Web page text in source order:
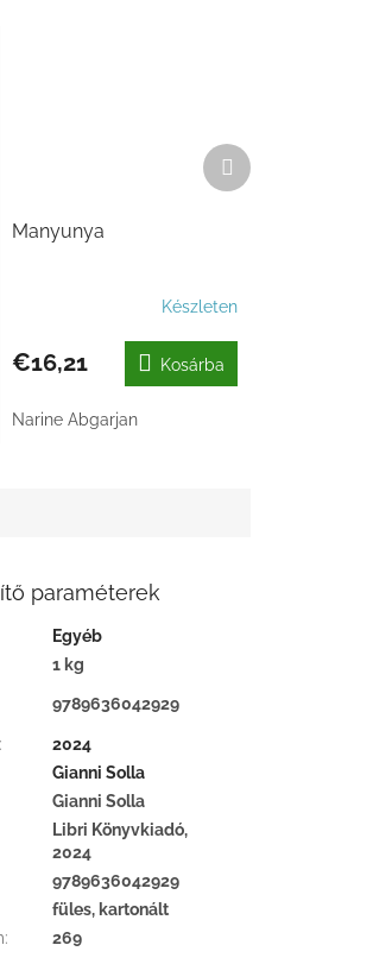
Manyunya
Készleten
€16,21 Kosárba
Narine Abgarjan
Következő
termék
paraméterek
Egyéb
1 kg
9789636042929
:
2024
Gianni Solla
Gianni Solla
Libri Könyvkiadó,
2024
9789636042929
füles, kartonált
: 269